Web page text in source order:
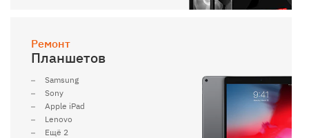
Ремонт
Планшетов
Samsung
Sony
Apple iPad
Lenovo
Ещё 2